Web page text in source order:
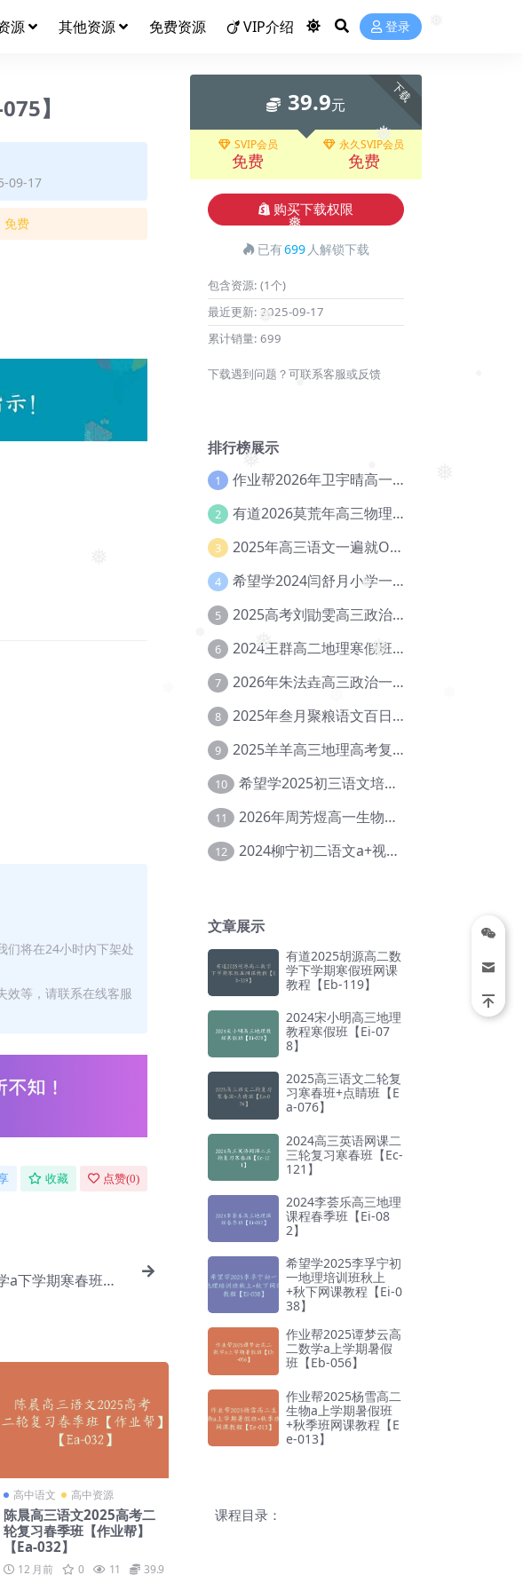
❅
❅
❅
❅
❅
❅
❅
源 其他资源 免费资源 VIP介绍 登录
】
09-17
免费
们将在24小时内下架处
效等，请联系在线客服
收藏 点赞(0)
a下学期寒春班
高中语文 高中资源
陈晨高三语文2025高考二
轮复习春季班【作业帮】
【Ea-032】
12 月前 0 11 39.9
下载
39.9元
SVIP会员
免费
永久SVIP会员
免费
购买下载权限
已有699 人解锁下载
包含资源: (1个)
最近更新: 2025-09-17
累计销量: 699
下载遇到问题？可联系客服或反馈
排行榜展示
1 作业帮2026年卫宇晴高一英语s上学期暑假班【冲顶班】【Ec-003】
2 有道2026莫荒年高三物理一轮复习暑假班网课教程【Ef-044】
3 2025年高三语文一遍就OK高中语文体系课【Ea-028】
4 希望学2024闫舒月小学一年级英语视频教程+讲义【Cc-004】
5 2025高考刘勖雯高三政治三轮复习网课教程【Eh-061】
6 2024王群高二地理寒假班教程【Ei-075】
7 2026年朱法垚高三政治一轮复习暑假班【Eh-041】
8 2025年叁月聚粮语文百日冲刺｜荡平玄学诅咒【Ea-001】
9 2025羊羊高三地理高考复习视频教程+讲义【Ei-051】
10 希望学2025初三语文培训班秋上A+班（秋上·全国版·A+）【Da-031】
11 2026年周芳煜高一生物上学期网课教程【Ee-056】
12 2024柳宁初二语文a+视频教程+课堂笔记+讲义（暑假班+秋季班）【Da-003】
文章展示
有道2025胡源高二数
学下学期寒假班网课
教程【Eb-119】
2024宋小明高三地理
教程寒假班【Ei-07
8】
2025高三语文二轮复
习寒春班+点睛班【E
a-076】
2024高三英语网课二
三轮复习寒春班【Ec-
121】
2024李荟乐高三地理
课程春季班【Ei-08
2】
希望学2025李孚宁初
一地理培训班秋上
+秋下网课教程【Ei-0
38】
作业帮2025谭梦云高
二数学a上学期暑假
班【Eb-056】
作业帮2025杨雪高二
生物a上学期暑假班
+秋季班网课教程【E
e-013】
课程目录：